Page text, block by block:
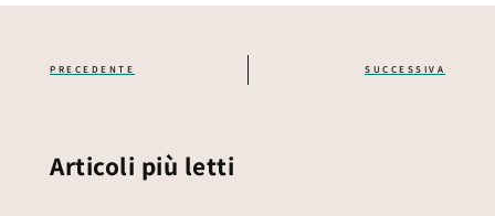
PRECEDENTE SUCCESSIVA
Articoli più letti